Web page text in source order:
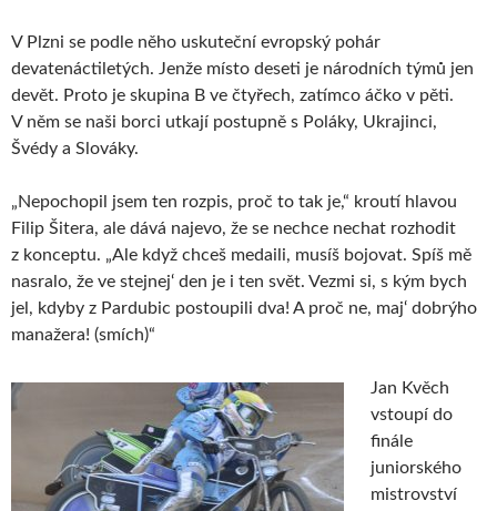
V Plzni se podle něho uskuteční evropský pohár
devatenáctiletých. Jenže místo deseti je národních týmů jen
devět. Proto je skupina B ve čtyřech, zatímco áčko v pěti.
V něm se naši borci utkají postupně s Poláky, Ukrajinci,
Švédy a Slováky.
„Nepochopil jsem ten rozpis, proč to tak je,“ kroutí hlavou
Filip Šitera, ale dává najevo, že se nechce nechat rozhodit
z konceptu. „Ale když chceš medaili, musíš bojovat. Spíš mě
nasralo, že ve stejnej‘ den je i ten svět. Vezmi si, s kým bych
jel, kdyby z Pardubic postoupili dva! A proč ne, maj‘ dobrýho
manažera! (smích)“
Jan Kvěch
vstoupí do
finále
juniorského
mistrovství